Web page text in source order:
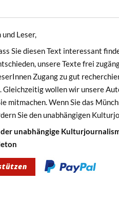
Leser,
Sie diesen Text interessant
unsere Texte frei
Zugang zu gut
wollen wir unsere
mitmachen. Wenn Sie das
Sie den unabhängigen
der unabhängige